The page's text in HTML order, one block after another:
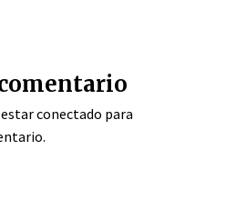
conectado para